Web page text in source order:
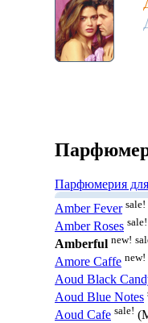
Парфюмерия
Amber Fever sale!
Amber Roses sale!
Amberful new!
Amore Caffe new!
Aoud Black
Aoud Blue Notes
Aoud Cafe sale!